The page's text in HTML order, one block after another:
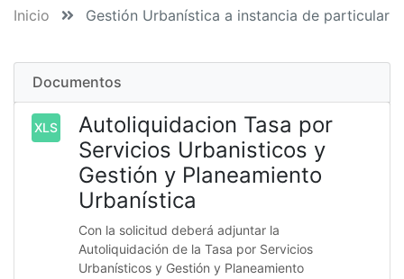
Inicio Gestión Urbanística a instancia de particular
Documentos
XLS
Autoliquidacion Tasa por
Servicios Urbanisticos y
Gestión y Planeamiento
Urbanística
Con la solicitud deberá adjuntar la
Autoliquidación de la Tasa por Servicios
Urbanísticos y Gestión y Planeamiento